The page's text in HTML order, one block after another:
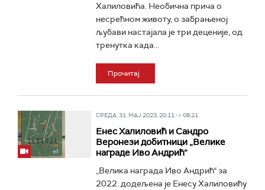
Халиловића. Необична прича о
несрећном животу, о забрањеној
љубави настајала је три деценије, од
тренутка када...
Прочитај
СРЕДА, 31. МАЈ 2023, 20:11 -> 08:21
Енес Халиловић и Сандро
Веронези добитници „Велике
награде Иво Андрић“
„Велика награда Иво Андрић“ за
2022. додељена је Енесу Халиловићу